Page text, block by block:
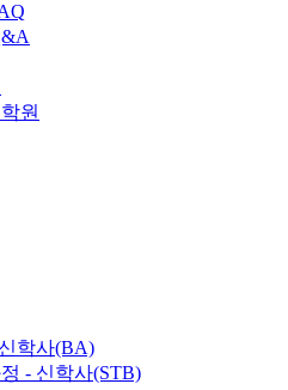
원
학사(BA)
- 신학사(STB)